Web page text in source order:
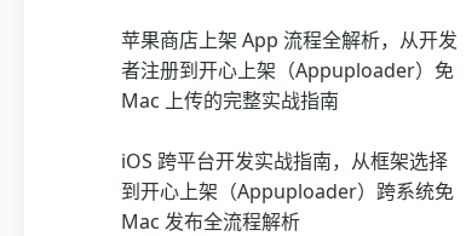
苹果商店上架 App 流程全解析，从开发
者注册到开心上架（Appuploader）免
Mac 上传的完整实战指南
iOS 跨平台开发实战指南，从框架选择
到开心上架（Appuploader）跨系统免
Mac 发布全流程解析